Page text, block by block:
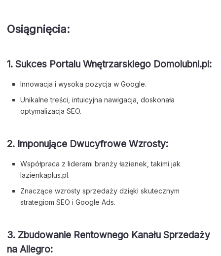
Osiągnięcia:
1. Sukces Portalu Wnętrzarskiego Domolubni.pl:
Innowacja i wysoka pozycja w Google.
Unikalne treści, intuicyjna nawigacja, doskonała
optymalizacja SEO.
2. Imponujące Dwucyfrowe Wzrosty:
Współpraca z liderami branży łazienek, takimi jak
lazienkaplus.pl.
Znaczące wzrosty sprzedaży dzięki skutecznym
strategiom SEO i Google Ads.
3. Zbudowanie Rentownego Kanału Sprzedaży
na Allegro: